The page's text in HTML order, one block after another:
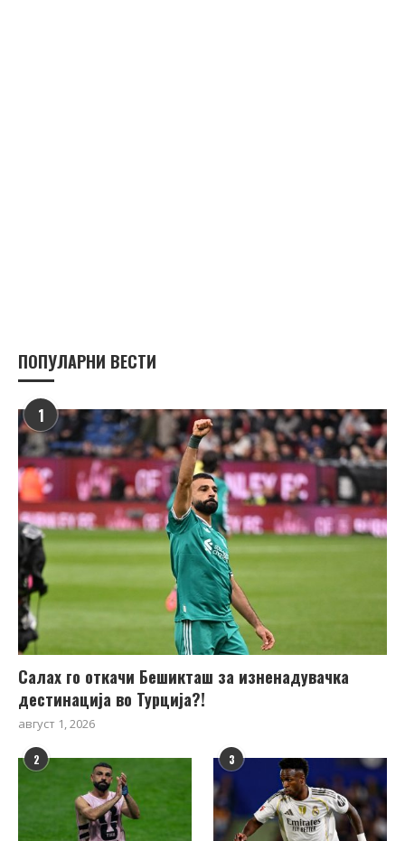
ПОПУЛАРНИ ВЕСТИ
1
Салах го откачи Бешикташ за изненадувачка
дестинација во Турција?!
август 1, 2026
2 3